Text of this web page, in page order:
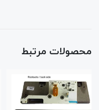
محصولات مرتبط